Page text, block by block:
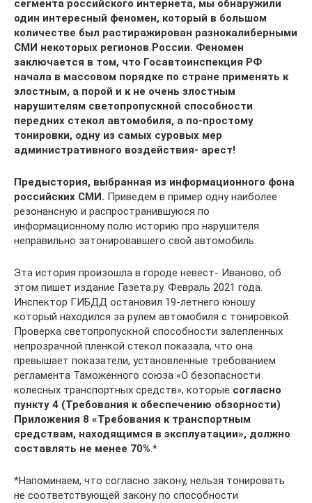
сегмента российского интернета, мы обнаружили
один интересный феномен, который в большом
количестве был растиражирован разнокалиберными
СМИ некоторых регионов России. Феномен
заключается в том, что Госавтоинспекция РФ
начала в массовом порядке по стране применять к
злостным, а порой и к не очень злостным
нарушителям светопропускной способности
передних стекол автомобиля, а по-простому
тонировки, одну из самых суровых мер
административного воздействия- арест!
Предыстория, выбранная из информационного фона
российских СМИ. Приведем в пример одну наиболее
резонансную и распространившуюся по
информационному полю историю про нарушителя
неправильно затонировавшего свой автомобиль.
Эта история произошла в городе невест- Иваново, об
этом пишет издание Газета.ру. Февраль 2021 года.
Инспектор ГИБДД остановил 19-летнего юношу
который находился за рулем автомобиля с тонировкой.
Проверка светопропускной способности залепленных
непрозрачной пленкой стекол показала, что она
превышает показатели, установленные требованием
регламента Таможенного союза «О безопасности
колесных транспортных средств», которые согласно
пункту 4 (Требования к обеспечению обзорности)
Приложения 8 «Требования к транспортным
средствам, находящимся в эксплуатации», должно
составлять не менее 70%.*
*Напоминаем, что согласно закону, нельзя тонировать
не соответствующей закону по способности